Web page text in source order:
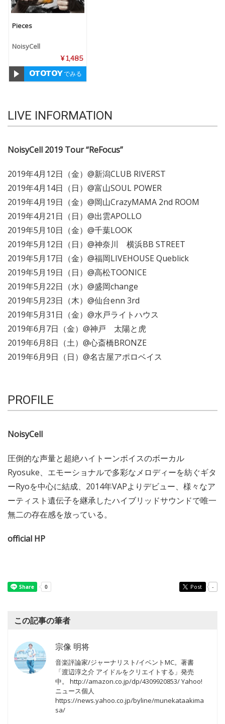
Pieces
NoisyCell
¥ 1,485
でみる
LIVE INFORMATION
NoisyCell 2019 Tour “ReFocus”
2019年4月12日（金）@新潟CLUB RIVERST
2019年4月14日（日）@富山SOUL POWER
2019年4月19日（金）@岡山CrazyMAMA 2nd ROOM
2019年4月21日（日）@出雲APOLLO
2019年5月10日（金）@千葉LOOK
2019年5月12日（日）@神奈川 横浜BB STREET
2019年5月17日（金）@福岡LIVEHOUSE Queblick
2019年5月19日（日）@高松TOONICE
2019年5月22日（水）@盛岡change
2019年5月23日（木）@仙台enn 3rd
2019年5月31日（金）@水戸ライトハウス
2019年6月7日（金）@神戸 太陽と虎
2019年6月8日（土）@心斎橋BRONZE
2019年6月9日（日）@名古屋アポロベイス
PROFILE
NoisyCell
圧倒的な声量と超絶ハイトーンボイスのボーカル
Ryosuke、エモーショナルで多彩なメロディーを紡ぐギタ
ーRyoを中心に結成、2014年VAPよりデビュー、様々なア
ーティスト遺伝子を継承したハイブリッドサウンドで唯一
無二の存在感を放っている。
official HP
Post -
この記事の筆者
宗像 明将
音楽評論家/ジャーナリスト/イベントMC。著書
「渡辺淳之介 アイドルをクリエイトする」発売
中。 http://amazon.co.jp/dp/4309920853/ Yahoo!
ニュース個人
https://news.yahoo.co.jp/byline/munekataakima
sa/